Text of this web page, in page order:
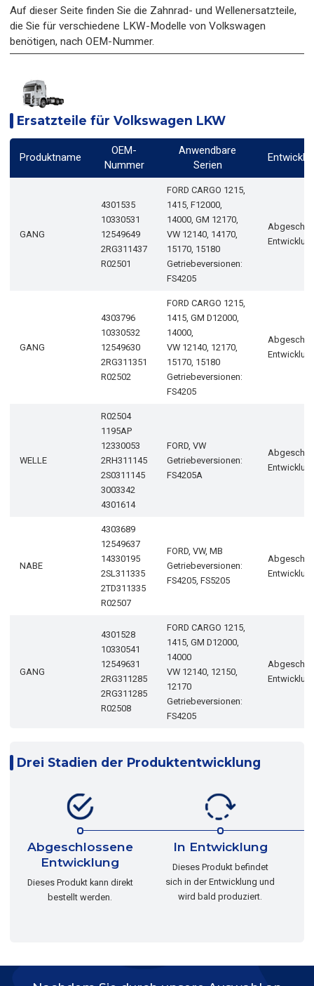
Auf dieser Seite finden Sie die Zahnrad- und Wellenersatzteile,
die Sie für verschiedene LKW-Modelle von Volkswagen
benötigen, nach OEM-Nummer.
Ersatzteile für Volkswagen LKW
Produktname
OEM-
Nummer
Anwendbare
Serien
GANG
4301535
10330531
12549649
2RG311437
R02501
FORD CARGO 1215,
1415, F12000,
14000, GM 12170,
VW 12140, 14170,
15170, 15180
Getriebeversionen:
FS4205
GANG
4303796
10330532
12549630
2RG311351
R02502
FORD CARGO 1215,
1415, GM D12000,
14000,
VW 12140, 12170,
15170, 15180
Getriebeversionen:
FS4205
WELLE
R02504
1195AP
12330053
2RH311145
2S0311145
3003342
4301614
FORD, VW
Getriebeversionen:
FS4205A
NABE
4303689
12549637
14330195
2SL311335
2TD311335
R02507
FORD, VW, MB
Getriebeversionen:
FS4205, FS5205
GANG
4301528
10330541
12549631
2RG311285
2RG311285
R02508
FORD CARGO 1215,
1415, GM D12000,
14000
VW 12140, 12150,
12170
Getriebeversionen:
FS4205
Drei Stadien der Produktentwicklung
Abgeschlossene
Entwicklung
Dieses Produkt kann direkt
bestellt werden.
In Entwicklung
Dieses Produkt befindet
sich in der Entwicklung und
wird bald produziert.